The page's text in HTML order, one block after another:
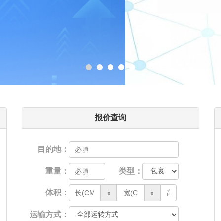
报价查询
目的地：
重量： 类型：
体积： x x
运输方式：